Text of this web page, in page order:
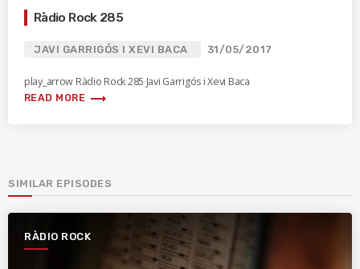
Ràdio Rock 285
JAVI GARRIGÓS I XEVI BACA 31/05/2017
play_arrow Ràdio Rock 285 Javi Garrigós i Xevi Baca
READ MORE trending_flat
SIMILAR EPISODES
RÀDIO ROCK